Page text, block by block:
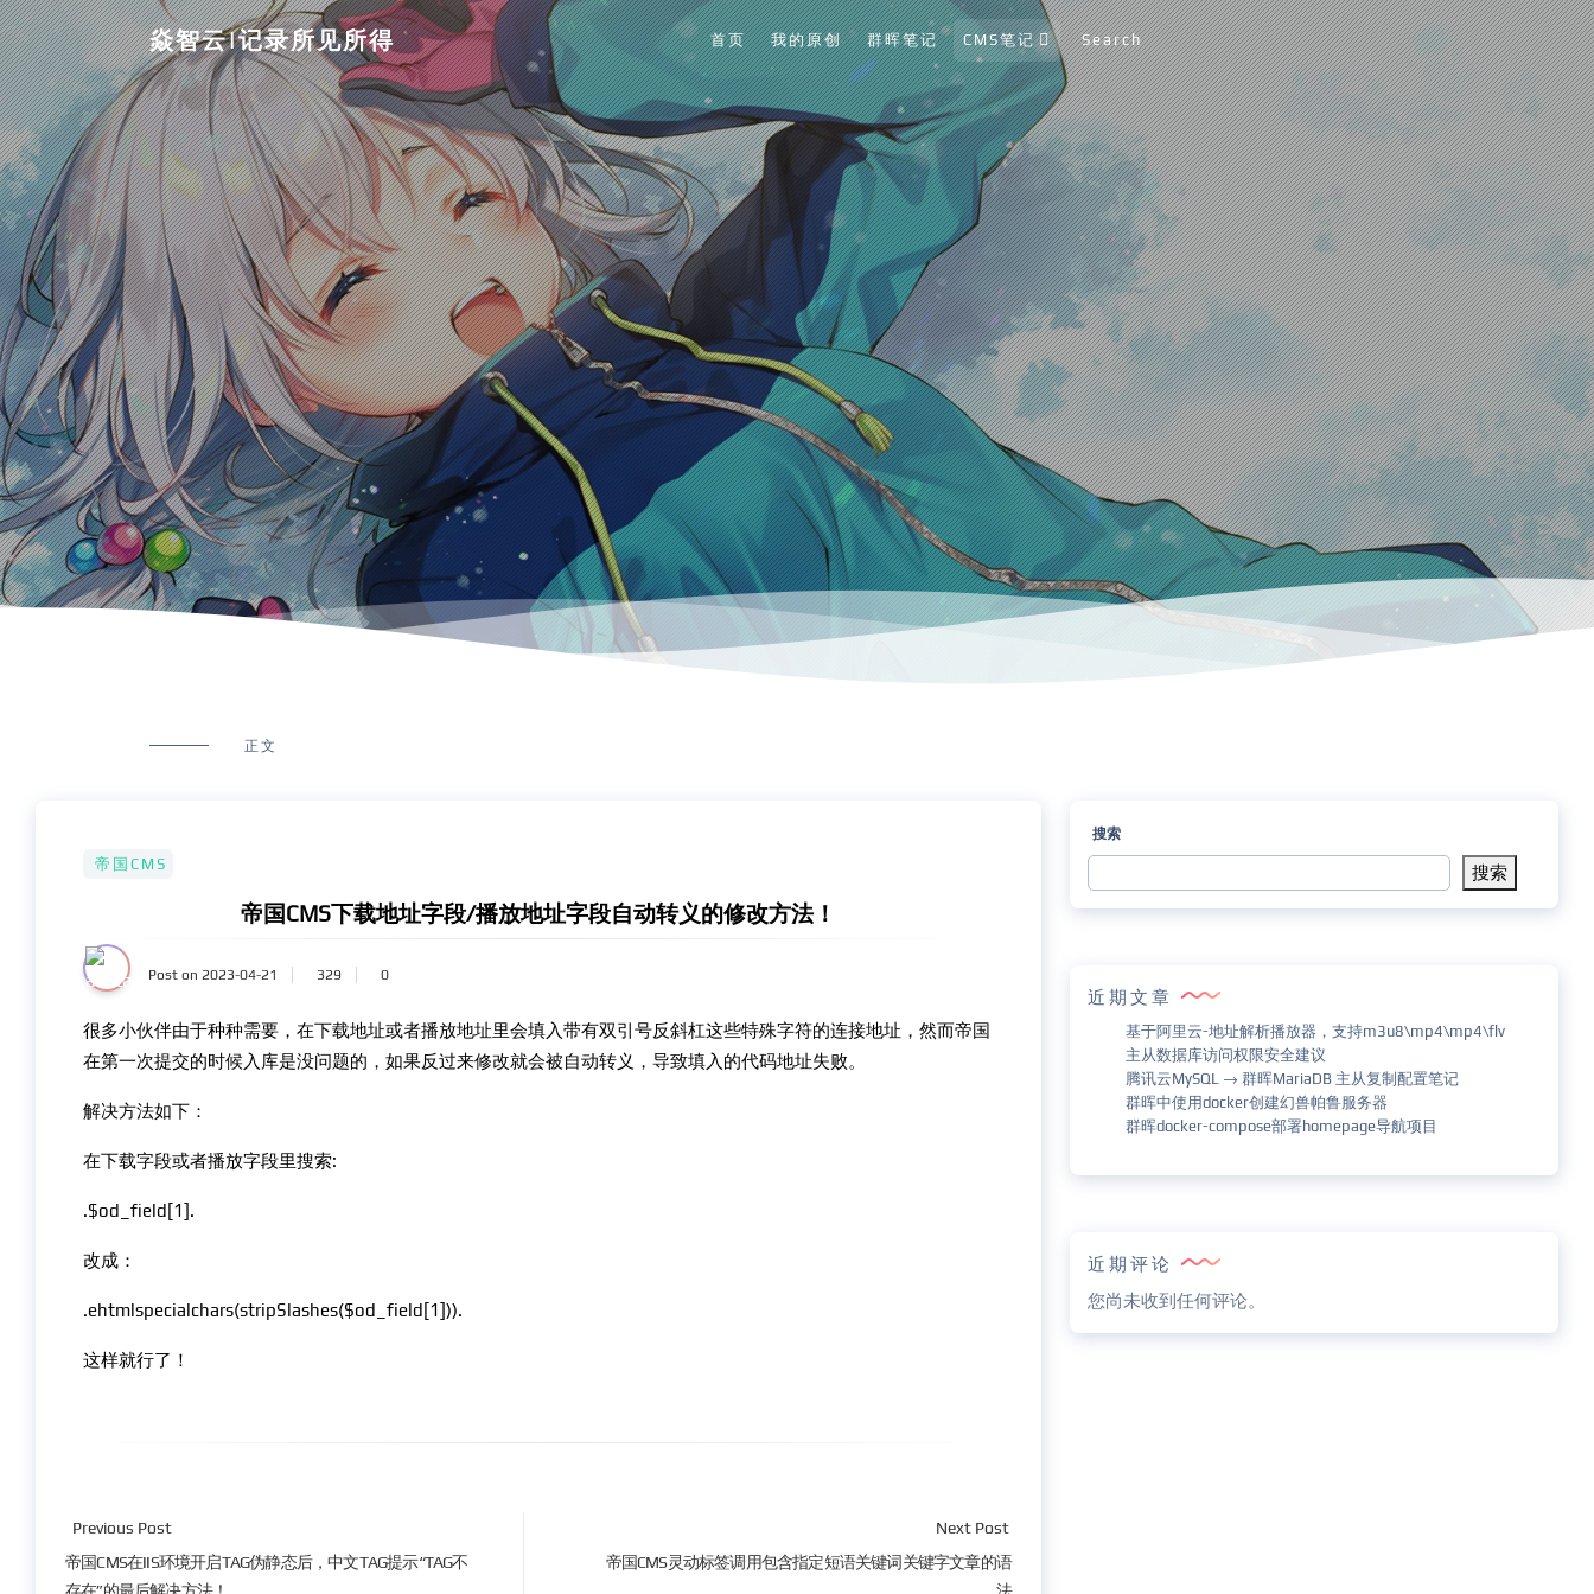
焱智云|记录所见所得 首页 我的原创 群晖笔记 CMS笔记 Search
正文
帝国CMS
帝国CMS下载地址字段/播放地址字段自动转义的修改方法！
Post on 2023-04-21 329 0
很多小伙伴由于种种需要，在下载地址或者播放地址里会填入带有双引号反斜杠这些特殊字符的连接地址，然而帝国
在第一次提交的时候入库是没问题的，如果反过来修改就会被自动转义，导致填入的代码地址失败。
解决方法如下：
在下载字段或者播放字段里搜索:
.$od_field[1].
改成：
.ehtmlspecialchars(stripSlashes($od_field[1])).
这样就行了！
Previous Post
帝国CMS在IIS环境开启TAG伪静态后，中文TAG提示“TAG不
Next Post
帝国CMS灵动标签调用包含指定短语关键词关键字文章的语
搜索
搜索
近期文章
基于阿里云-地址解析播放器，支持m3u8\mp4\mp4\flv
主从数据库访问权限安全建议
腾讯云MySQL → 群晖MariaDB 主从复制配置笔记
群晖中使用docker创建幻兽帕鲁服务器
群晖docker-compose部署homepage导航项目
近期评论
您尚未收到任何评论。